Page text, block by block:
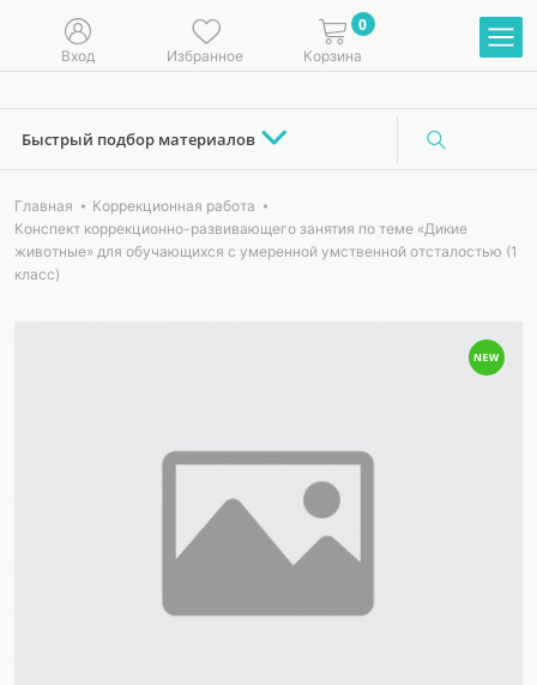
Вход Избранное
0
Корзина
Быстрый подбор материалов
Главная
Коррекционная работа
Конспект коррекционно-развивающего занятия по теме «Дикие
животные» для обучающихся с умеренной умственной отсталостью (1
класс)